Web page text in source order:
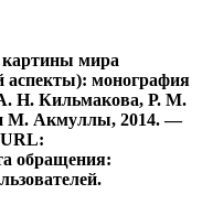
мира
аспекты): монография
Н. Кильмакова, Р. М.
М. Акмуллы, 2014. —
обращения: